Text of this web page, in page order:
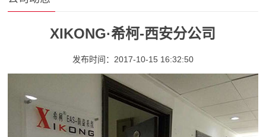
XIKONG·希柯-西安分公司
发布时间：2017-10-15 16:32:50